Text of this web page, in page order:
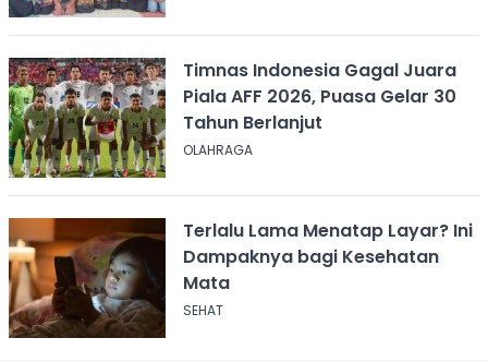
Timnas Indonesia Gagal Juara
Piala AFF 2026, Puasa Gelar 30
Tahun Berlanjut
OLAHRAGA
Terlalu Lama Menatap Layar? Ini
Dampaknya bagi Kesehatan
Mata
SEHAT